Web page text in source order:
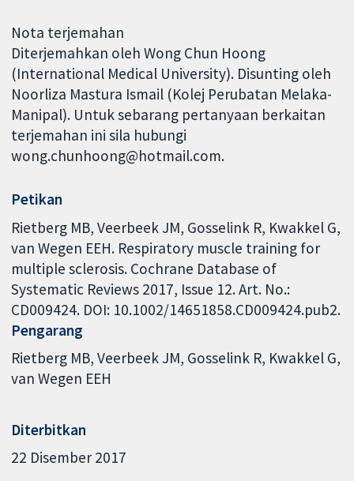
Nota terjemahan
Diterjemahkan oleh Wong Chun Hoong
(International Medical University). Disunting oleh
Noorliza Mastura Ismail (Kolej Perubatan Melaka-
Manipal). Untuk sebarang pertanyaan berkaitan
terjemahan ini sila hubungi
wong.chunhoong@hotmail.com.
Petikan
Rietberg MB, Veerbeek JM, Gosselink R, Kwakkel G,
van Wegen EEH. Respiratory muscle training for
multiple sclerosis. Cochrane Database of
Systematic Reviews 2017, Issue 12. Art. No.:
CD009424. DOI: 10.1002/14651858.CD009424.pub2.
Pengarang
Rietberg MB Veerbeek JM Gosselink R Kwakkel G
van Wegen EEH
Diterbitkan
22 Disember 2017